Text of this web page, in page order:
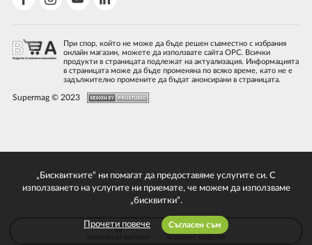
При спор, който не може да бъде решен съвместно с избрания
онлайн магазин, можете да използвате сайта ОРС. Всички
продукти в страницата подлежат на актуализация. Информацията
в страницата може да бъде променяна по всяко време, като не е
задължително промените да бъдат анонсирани в страницата.
Supermag © 2023
„Бисквитките“ ни помагат да предоставяме услугите си. С
използването на услугите ни приемате, че можем да използваме
„бисквитки“.
Прочети повече Съгласен съм